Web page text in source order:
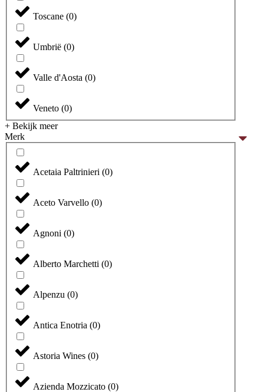
Toscane (0)
Umbrië (0)
Valle d'Aosta (0)
Veneto (0)
+ Bekijk meer
Merk
Acetaia Paltrinieri (0)
Aceto Varvello (0)
Agnoni (0)
Alberto Marchetti (0)
Alpenzu (0)
Antica Enotria (0)
Astoria Wines (0)
Azienda Mozzicato (0)